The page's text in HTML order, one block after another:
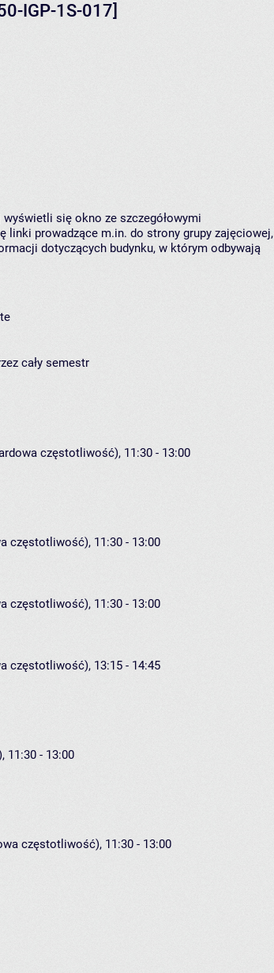
IGP-1S-017]
się okno ze szczegółowymi
prowadzące m.in. do strony grupy zajęciowej,
dotyczących budynku, w którym odbywają
cały semestr
częstotliwość), 11:30 - 13:00
częstotliwość), 11:30 - 13:00
częstotliwość), 11:30 - 13:00
częstotliwość), 13:15 - 14:45
11:30 - 13:00
częstotliwość), 11:30 - 13:00